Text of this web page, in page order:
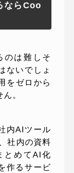
ならCoo
のは難しそ
ないでしょ
をゼロから
。
内AIツール
社内の資料
とめてAI化
作るサービ